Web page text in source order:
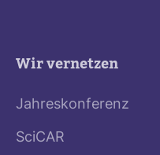
Wir vernetzen
Jahreskonferenz
SciCAR